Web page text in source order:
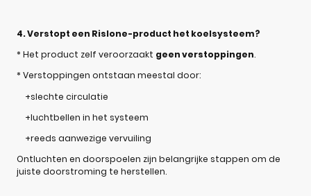
4. Verstopt een Rislone-product het koelsysteem?
* Het product zelf veroorzaakt geen verstoppingen.
* Verstoppingen ontstaan meestal door:
+slechte circulatie
+luchtbellen in het systeem
+reeds aanwezige vervuiling
Ontluchten en doorspoelen zijn belangrijke stappen om de
juiste doorstroming te herstellen.